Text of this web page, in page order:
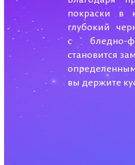
покраски в
глубокий
с бледно-
становится
вы держите